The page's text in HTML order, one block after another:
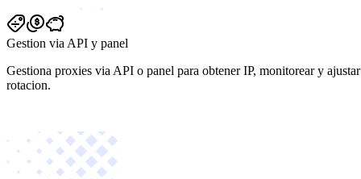
Gestion via API y panel
Gestiona proxies via API o panel para obtener IP, monitorear y ajustar
rotacion.